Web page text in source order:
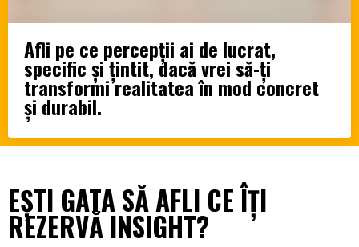
Afli pe ce percepții ai de lucrat,
specific și țintit, dacă vrei să-ți
transformi realitatea în mod concret
și durabil.
EȘTI GATA SĂ AFLI CE ÎȚI
REZERVĂ INSIGHT?